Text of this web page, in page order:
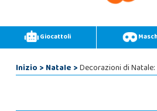
Giocattoli
Inizio>Natale>Decorazioni di